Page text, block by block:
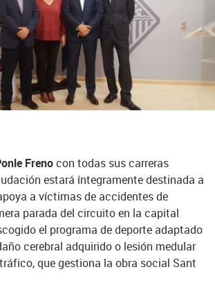
Frenocon todas sus carreras
estará íntegramente destinada a
a víctimas de accidentes de
parada del circuito en la capital
el programa de deporte adaptado
cerebral adquirido o lesión medular
que gestiona la obra social Sant